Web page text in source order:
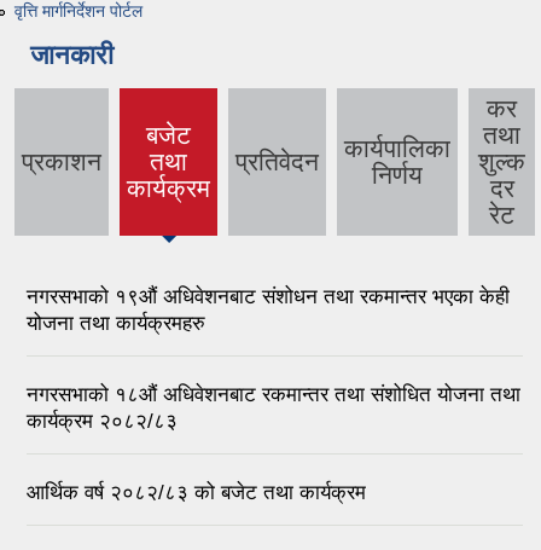
वृत्ति मार्गनिर्देशन पोर्टल
जानकारी
प्रकाशन
बजेट
तथा
कार्यक्रम
(active
tab)
प्रतिवेदन
कार्यपालिका
निर्णय
कर
तथा
शुल्क
दर
रेट
नगरसभाको १९औं अधिवेशनबाट संशोधन तथा रकमान्तर भएका केही
योजना तथा कार्यक्रमहरु
नगरसभाको १८औं अधिवेशनबाट रकमान्तर तथा संशोधित योजना तथा
कार्यक्रम २०८२/८३
आर्थिक वर्ष २०८२/८३ को बजेट तथा कार्यक्रम